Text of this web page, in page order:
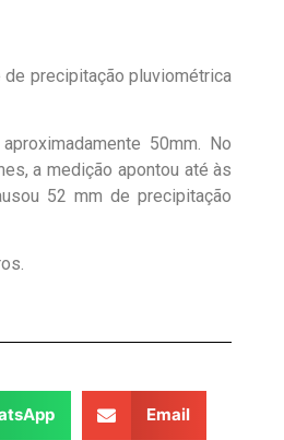
precipitação pluviométrica
50mm. No
a medição apontou até às
52 mm de precipitação
Email